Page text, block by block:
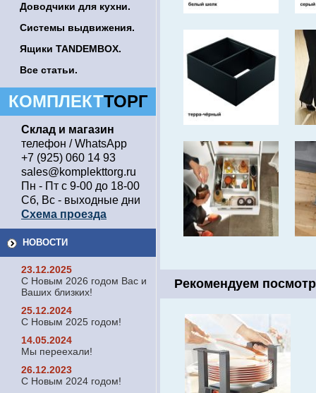
Доводчики для кухни.
Системы выдвижения.
Ящики TANDEMBOX.
Все статьи.
КОМПЛЕКТТОРГ
Склад и магазин
телефон / WhatsApp
+7 (925) 060 14 93
sales@komplekttorg.ru
Пн - Пт с 9-00 до 18-00
Сб, Вс - выходные дни
Схема проезда
НОВОСТИ
23.12.2025
С Новым 2026 годом Вас и
Ваших близких!
25.12.2024
С Новым 2025 годом!
14.05.2024
Мы переехали!
26.12.2023
С Новым 2024 годом!
Рекомендуем